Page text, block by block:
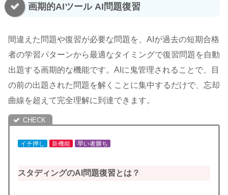
画期的AIツール AI問題復習
間違えた問題や復習が必要な問題を、AIが過去の短期合格
者の学習パターンから最適なタイミングで復習問題を自動
出題する画期的な機能です。AIに鬼管理されることで、目
の前の出題された問題を解くことに集中するだけで、忘却
曲線を超えて完全理解に到達できます。
イチ押し 新機能 早い者勝ち
スタディングのAI問題復習とは？